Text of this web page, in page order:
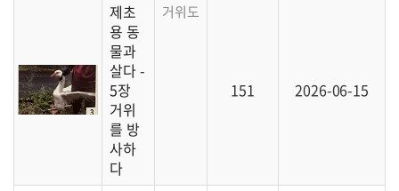
제초
용 동
물과
살다 -
5장
거위
를 방
사하
다
거위도 훌륭한 제초용 동물이라고 합니다.
151 2026-06-15